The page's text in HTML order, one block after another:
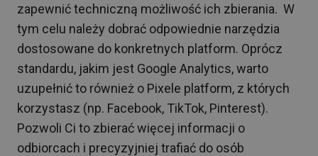
zapewnić techniczną możliwość ich zbierania. W
tym celu należy dobrać odpowiednie narzędzia
dostosowane do konkretnych platform. Oprócz
standardu, jakim jest Google Analytics, warto
uzupełnić to również o Pixele platform, z których
korzystasz (np. Facebook, TikTok, Pinterest).
Pozwoli Ci to zbierać więcej informacji o
odbiorcach i precyzyjniej trafiać do osób